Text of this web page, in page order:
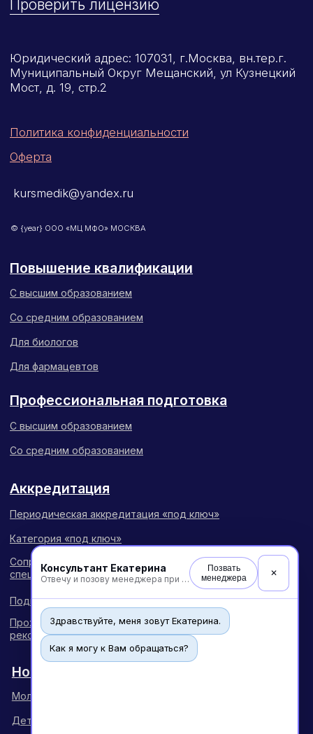
Консультант Екатерина
Отвечу и позову менеджера при необходимости
Позвать
менеджера
✕
Здравствуйте, меня зовут Екатерина.
Как я могу к Вам обращаться?